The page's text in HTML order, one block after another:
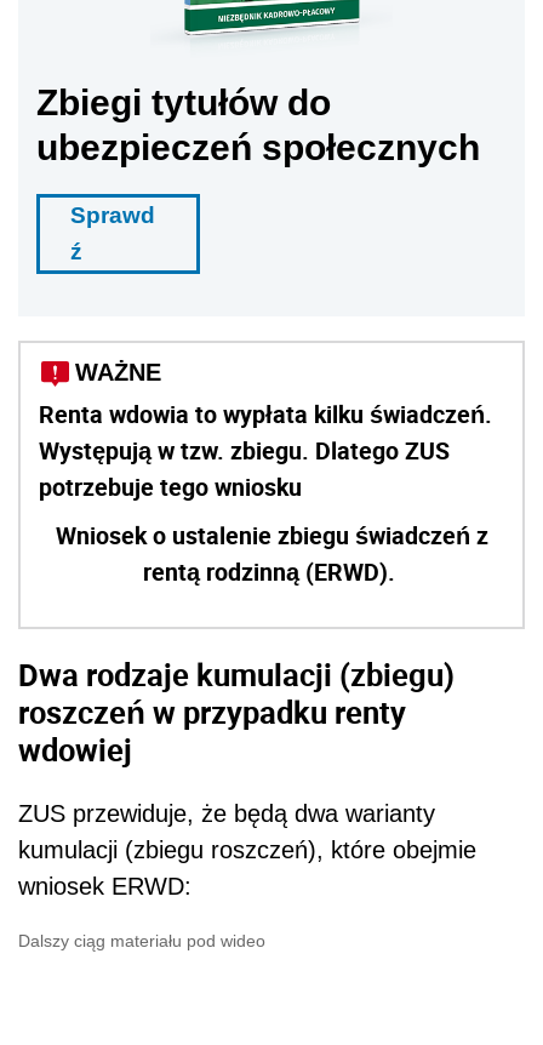
Zbiegi tytułów do
ubezpieczeń społecznych
Sprawd
ź
WAŻNE
Renta wdowia to wypłata kilku świadczeń.
Występują w tzw. zbiegu. Dlatego ZUS
potrzebuje tego wniosku
Wniosek o ustalenie zbiegu świadczeń z
rentą rodzinną (ERWD).
Dwa rodzaje kumulacji (zbiegu)
roszczeń w przypadku renty
wdowiej
ZUS przewiduje, że będą dwa warianty
kumulacji (zbiegu roszczeń), które obejmie
wniosek ERWD:
Dalszy ciąg materiału pod wideo